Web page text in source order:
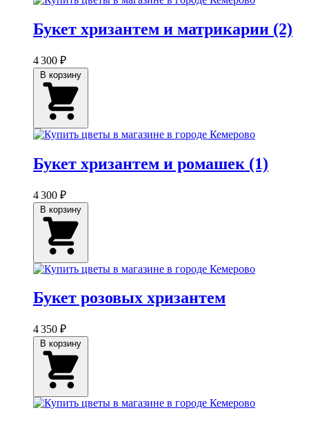
Букет хризантем и матрикарии (2)
4 300 ₽
Букет хризантем и ромашек (1)
4 300 ₽
Букет розовых хризантем
4 350 ₽